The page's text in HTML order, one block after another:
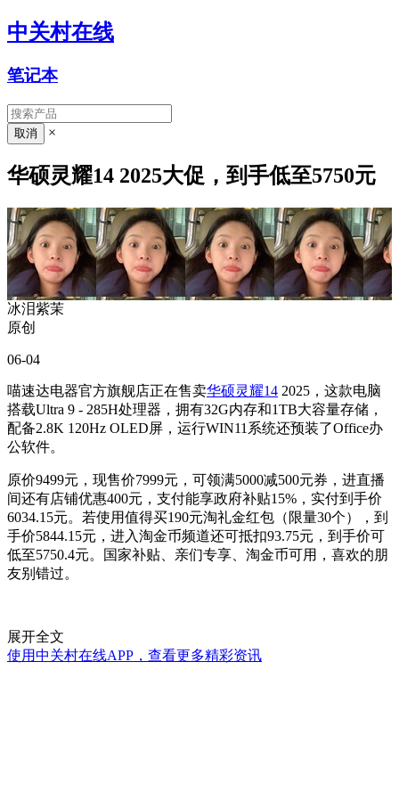
中关村在线
笔记本
×
华硕灵耀14 2025大促，到手低至5750元
冰泪紫茉
原创
06-04
喵速达电器官方旗舰店正在售卖华硕灵耀14 2025，这款电脑
搭载Ultra 9 - 285H处理器，拥有32G内存和1TB大容量存储，
配备2.8K 120Hz OLED屏，运行WIN11系统还预装了Office办
公软件。
原价9499元，现售价7999元，可领满5000减500元券，进直播
间还有店铺优惠400元，支付能享政府补贴15%，实付到手价
6034.15元。若使用值得买190元淘礼金红包（限量30个），到
手价5844.15元，进入淘金币频道还可抵扣93.75元，到手价可
低至5750.4元。国家补贴、亲们专享、淘金币可用，喜欢的朋
友别错过。
展开全文
使用中关村在线APP，查看更多精彩资讯